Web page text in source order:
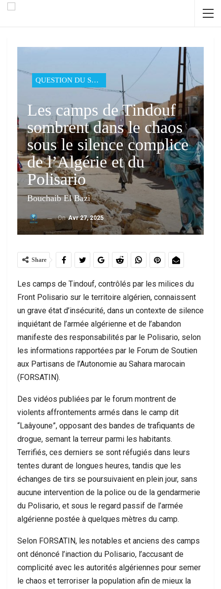
QUESTION DU SAHARA
Les camps de Tindouf
sombrent dans le chaos
sous le silence complice
de l’Algérie et du
Polisario
Bouchaib El Bazi
OnAvr 27, 2025
Share
Les camps de Tindouf, contrôlés par les milices du
Front Polisario sur le territoire algérien, connaissent
un grave état d’insécurité, dans un contexte de silence
inquiétant de l’armée algérienne et de l’abandon
manifeste des responsabilités par le Polisario, selon
les informations rapportées par le Forum de Soutien
aux Partisans de l’Autonomie au Sahara marocain
(FORSATIN).
Des vidéos publiées par le forum montrent de
violents affrontements armés dans le camp dit
“Laâyoune”, opposant des bandes de trafiquants de
drogue, semant la terreur parmi les habitants.
Terrifiés, ces derniers se sont réfugiés dans leurs
tentes durant de longues heures, tandis que les
échanges de tirs se poursuivaient en plein jour, sans
aucune intervention de la police ou de la gendarmerie
du Polisario, et sous le regard passif de l’armée
algérienne postée à quelques mètres du camp.
Selon FORSATIN, les notables et anciens des camps
ont dénoncé l’inaction du Polisario, l’accusant de
complicité avec les autorités algériennes pour semer
le chaos et terroriser la population afin de mieux la